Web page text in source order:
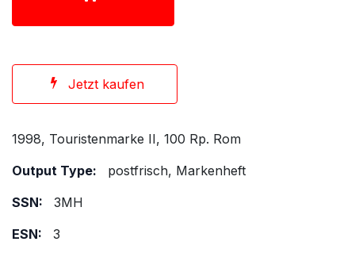
Jetzt kaufen
1998, Touristenmarke II, 100 Rp. Rom
Output Type:
postfrisch, Markenheft
SSN:
3MH
ESN:
3